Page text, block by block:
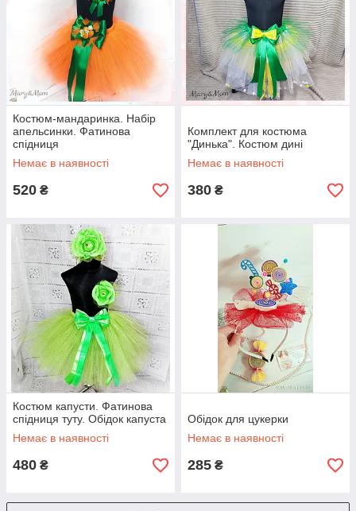
Костюм-мандаринка. Набір
апельсинки. Фатинова
спідниця
Немає в наявності
520 ₴
Комплект для костюма
"Динька". Костюм дині
Немає в наявності
380 ₴
Костюм капусти. Фатинова
спідниця туту. Обідок капуста
Немає в наявності
480 ₴
Обідок для цукерки
Немає в наявності
285 ₴